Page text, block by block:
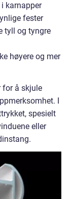
karnapper
fester
tyll og tyngre
høyere og mer
for å skjule
I
spesielt
eller